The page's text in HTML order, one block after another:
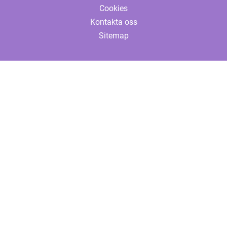
Cookies
Kontakta oss
Sitemap